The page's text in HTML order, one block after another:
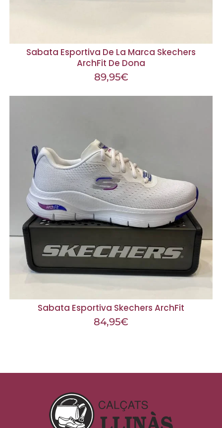
Sabata Esportiva De La Marca Skechers
ArchFit De Dona
89,95€
Sabata Esportiva Skechers ArchFit
84,95€